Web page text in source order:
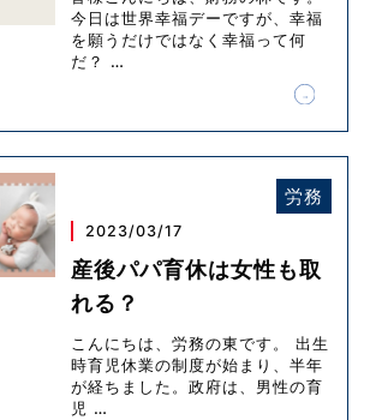
今日は世界幸福デーですが、幸福
を願うだけではなく幸福って何
だ？ …
労務
2023/03/17
産後パパ育休は女性も取
れる？
こんにちは、労務の東です。 出生
時育児休業の制度が始まり、半年
が経ちました。政府は、男性の育
児 …